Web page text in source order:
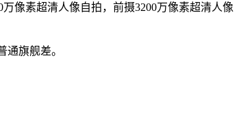
像素超清人像自拍，前摄3200万像素超清人像
旗舰差。